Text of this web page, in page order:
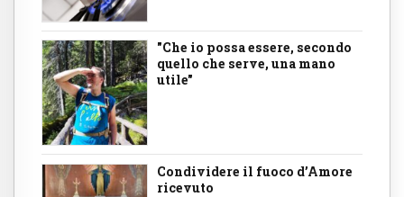
"Che io possa essere, secondo
quello che serve, una mano
utile"
Condividere il fuoco d’Amore
ricevuto